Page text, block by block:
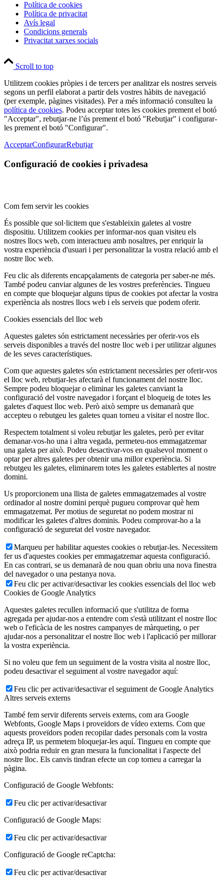
Política de cookies
Política de privacitat
Avís legal
Condicions generals
Privacitat xarxes socials
Scroll to top
Utilitzem cookies pròpies i de tercers per analitzar els nostres serveis
segons un perfil elaborat a partir dels vostres hàbits de navegació
(per exemple, pàgines visitades). Per a més informació consulteu la
política de cookies. Podeu acceptar totes les cookies prement el botó
"Acceptar", rebutjar-ne l’ús prement el botó "Rebutjar" i configurar-
les prement el botó "Configurar".
AcceptarConfigurarRebutjar
Configuració de cookies i privadesa
Com fem servir les cookies
És possible que sol·licitem que s'estableixin galetes al vostre
dispositiu. Utilitzem cookies per informar-nos quan visiteu els
nostres llocs web, com interactueu amb nosaltres, per enriquir la
vostra experiència d'usuari i per personalitzar la vostra relació amb el
nostre lloc web.
Feu clic als diferents encapçalaments de categoria per saber-ne més.
També podeu canviar algunes de les vostres preferències. Tingueu
en compte que bloquejar alguns tipus de cookies pot afectar la vostra
experiència als nostres llocs web i els serveis que podem oferir.
Cookies essencials del lloc web
Aquestes galetes són estrictament necessàries per oferir-vos els
serveis disponibles a través del nostre lloc web i per utilitzar algunes
de les seves característiques.
Com que aquestes galetes són estrictament necessàries per oferir-vos
el lloc web, rebutjar-les afectarà el funcionament del nostre lloc.
Sempre podeu bloquejar o eliminar les galetes canviant la
configuració del vostre navegador i forçant el bloqueig de totes les
galetes d'aquest lloc web. Però això sempre us demanarà que
accepteu o rebutgeu les galetes quan torneu a visitar el nostre lloc.
Respectem totalment si voleu rebutjar les galetes, però per evitar
demanar-vos-ho una i altra vegada, permeteu-nos emmagatzemar
una galeta per això. Podeu desactivar-vos en qualsevol moment o
optar per altres galetes per obtenir una millor experiència. Si
rebutgeu les galetes, eliminarem totes les galetes establertes al nostre
domini.
Us proporcionem una llista de galetes emmagatzemades al vostre
ordinador al nostre domini perquè pugueu comprovar què hem
emmagatzemat. Per motius de seguretat no podem mostrar ni
modificar les galetes d'altres dominis. Podeu comprovar-ho a la
configuració de seguretat del vostre navegador.
Marqueu per habilitar aquestes cookies o rebutjar-les. Necessitem
fer us d'aquestes cookies per emmagatzemar aquesta configuració.
En cas contrari, se us demanarà de nou quan obriu una nova finestra
del navegador o una pestanya nova.
Feu clic per activar/desactivar les cookies essencials del lloc web
Cookies de Google Analytics
Aquestes galetes recullen informació que s'utilitza de forma
agregada per ajudar-nos a entendre com s'està utilitzant el nostre lloc
web o l'eficàcia de les nostres campanyes de màrqueting, o per
ajudar-nos a personalitzar el nostre lloc web i l'aplicació per millorar
la vostra experiència.
Si no voleu que fem un seguiment de la vostra visita al nostre lloc,
podeu desactivar el seguiment al vostre navegador aquí:
Feu clic per activar/desactivar el seguiment de Google Analytics
Altres serveis externs
També fem servir diferents serveis externs, com ara Google
Webfonts, Google Maps i proveïdors de vídeo externs. Com que
aquests proveïdors poden recopilar dades personals com la vostra
adreça IP, us permetem bloquejar-les aquí. Tingueu en compte que
això podria reduir en gran mesura la funcionalitat i l'aspecte del
nostre lloc. Els canvis tindran efecte un cop torneu a carregar la
pàgina.
Configuració de Google Webfonts:
Feu clic per activar/desactivar
Configuració de Google Maps:
Feu clic per activar/desactivar
Configuració de Google reCaptcha:
Feu clic per activar/desactivar